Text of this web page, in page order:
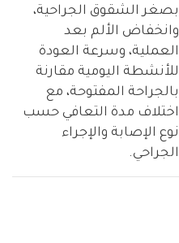
بصغر الشقوق الجراحية،
وانخفاض الألم بعد
العملية، وسرعة العودة
للأنشطة اليومية مقارنة
بالجراحة المفتوحة، مع
اختلاف مدة التعافي حسب
نوع الإصابة والإجراء
الجراحي.